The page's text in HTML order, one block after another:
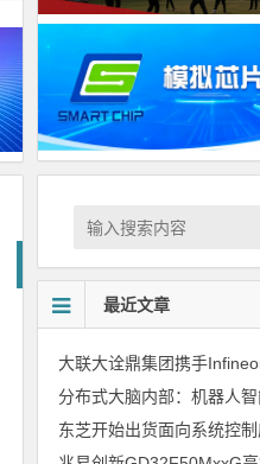
最近文章
分布式大脑内部：机器人